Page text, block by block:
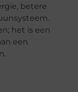
betere
het is een
een